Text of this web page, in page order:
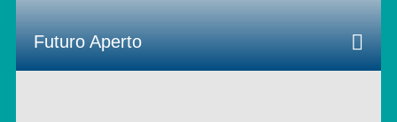
Futuro Aperto